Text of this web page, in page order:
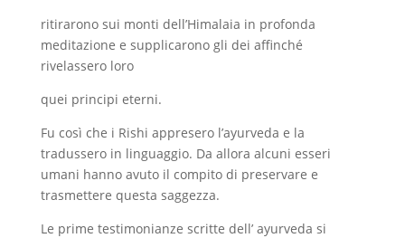
ritirarono sui monti dell’Himalaia in profonda
meditazione e supplicarono gli dei affinché
rivelassero loro
quei principi eterni.
Fu così che i Rishi appresero l’ayurveda e la
tradussero in linguaggio. Da allora alcuni esseri
umani hanno avuto il compito di preservare e
trasmettere questa saggezza.
Le prime testimonianze scritte dell’ ayurveda si